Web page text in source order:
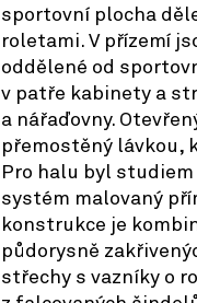
sportovní plocha
roletami. V přízemí
oddělené od
v patře kabinety a
a nářaďovny.
přemostěný lávkou,
Pro halu byl
systém malovaný
konstrukce je
půdorysně
střechy s vazníky o